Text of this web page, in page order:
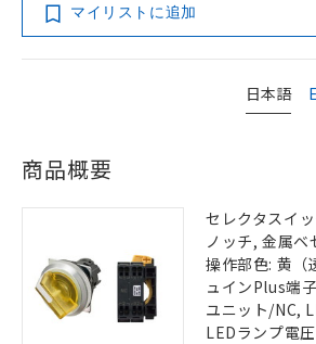
マイリストに追加
日本語
商品概要
セレクタスイ
ノッチ, 金属ベ
操作部色: 黄（
ュインPlus端
ユニット/NC,
LEDランプ電